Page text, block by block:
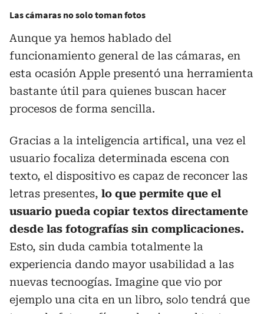
Las cámaras no solo toman fotos
Aunque ya hemos hablado del
funcionamiento general de las cámaras, en
esta ocasión Apple presentó una herramienta
bastante útil para quienes buscan hacer
procesos de forma sencilla.
Gracias a la inteligencia artifical, una vez el
usuario focaliza determinada escena con
texto, el dispositivo es capaz de reconcer las
letras presentes, lo que permite que el
usuario pueda copiar textos directamente
desde las fotografías sin complicaciones.
Esto, sin duda cambia totalmente la
experiencia dando mayor usabilidad a las
nuevas tecnoogías. Imagine que vio por
ejemplo una cita en un libro, solo tendrá que